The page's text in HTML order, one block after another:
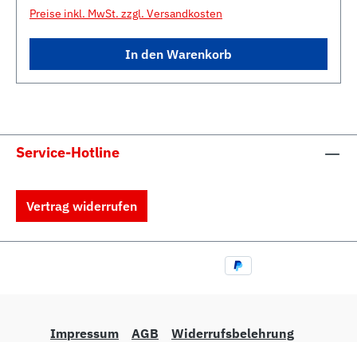
Preise inkl. MwSt. zzgl. Versandkosten
In den Warenkorb
Service-Hotline
Vertrag widerrufen
Impressum AGB
Widerrufsbelehrung